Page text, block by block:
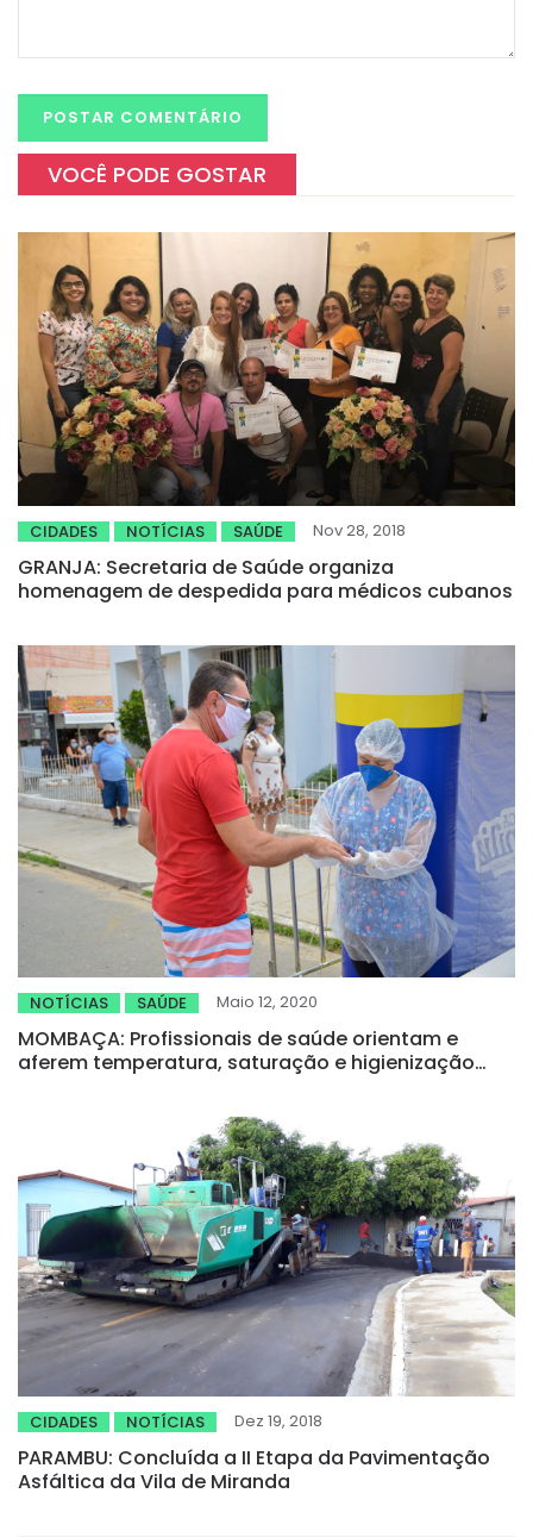
VOCÊ PODE GOSTAR
CIDADES NOTÍCIAS SAÚDE Nov 28, 2018
GRANJA: Secretaria de Saúde organiza
homenagem de despedida para médicos cubanos
NOTÍCIAS SAÚDE Maio 12, 2020
MOMBAÇA: Profissionais de saúde orientam e
aferem temperatura, saturação e higienização
CIDADES NOTÍCIAS Dez 19, 2018
PARAMBU: Concluída a II Etapa da Pavimentação
Asfáltica da Vila de Miranda